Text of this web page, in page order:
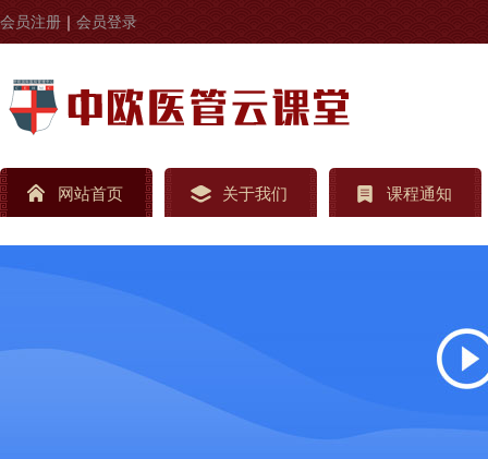
会员注册 ｜ 会员登录
网站首页 关于我们 课程通知